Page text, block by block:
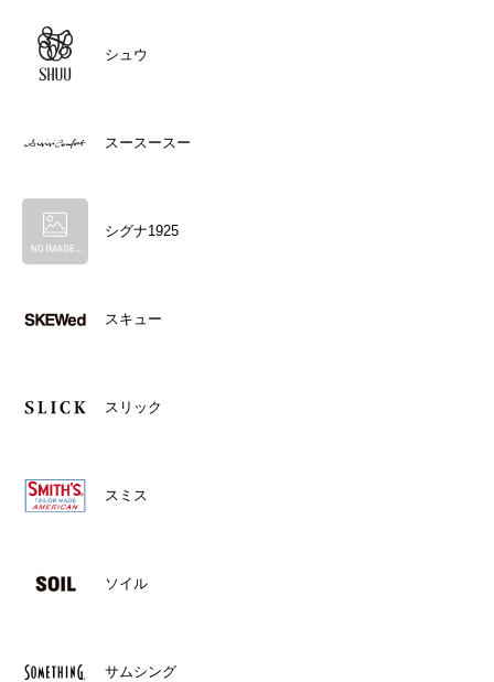
シュウ
スースースー
シグナ1925
スキュー
スリック
スミス
ソイル
サムシング